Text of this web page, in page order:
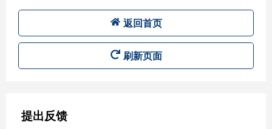
返回首页
刷新页面
提出反馈